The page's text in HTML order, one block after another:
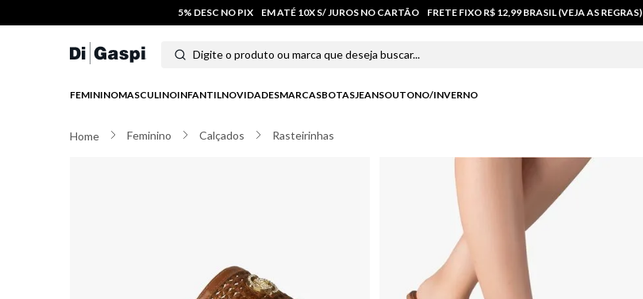
5% DESC NO PIX EM ATÉ 10X S/ JUROS NO CARTÃO FRETE FIXO R$ 12,99 BRASIL (VEJA AS REGRAS)
Digite o produto ou marca que deseja buscar...
FEMININOMASCULINOINFANTILNOVIDADESMARCASBOTASJEANSOUTONO/INVERNO
Feminino Calçados Rasteirinhas
sandalia